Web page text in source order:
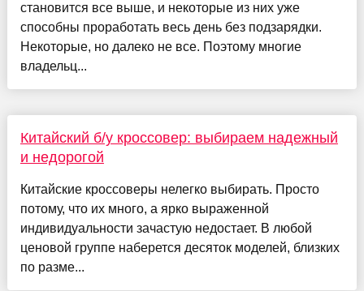
становится все выше, и некоторые из них уже
способны проработать весь день без подзарядки.
Некоторые, но далеко не все. Поэтому многие
владельц...
Китайский б/у кроссовер: выбираем надежный
и недорогой
Китайские кроссоверы нелегко выбирать. Просто
потому, что их много, а ярко выраженной
индивидуальности зачастую недостает. В любой
ценовой группе наберется десяток моделей, близких
по разме...